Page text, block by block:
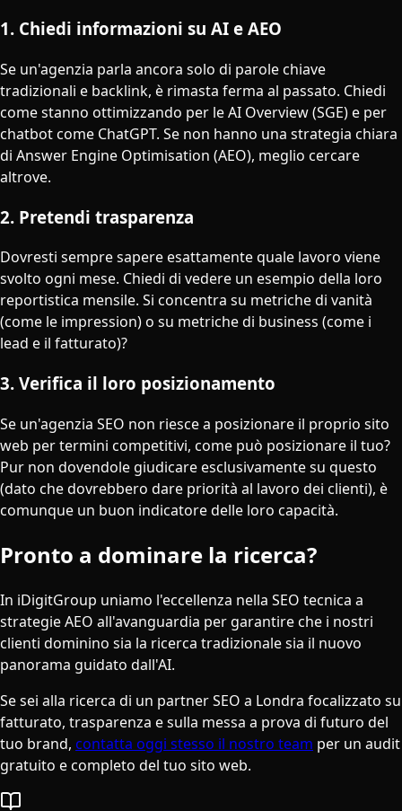
1. Chiedi informazioni su AI e AEO
Se un'agenzia parla ancora solo di parole chiave
tradizionali e backlink, è rimasta ferma al passato. Chiedi
come stanno ottimizzando per le AI Overview (SGE) e per
chatbot come ChatGPT. Se non hanno una strategia chiara
di Answer Engine Optimisation (AEO), meglio cercare
altrove.
2. Pretendi trasparenza
Dovresti sempre sapere esattamente quale lavoro viene
svolto ogni mese. Chiedi di vedere un esempio della loro
reportistica mensile. Si concentra su metriche di vanità
(come le impression) o su metriche di business (come i
lead e il fatturato)?
3. Verifica il loro posizionamento
Se un'agenzia SEO non riesce a posizionare il proprio sito
web per termini competitivi, come può posizionare il tuo?
Pur non dovendole giudicare esclusivamente su questo
(dato che dovrebbero dare priorità al lavoro dei clienti), è
comunque un buon indicatore delle loro capacità.
Pronto a dominare la ricerca?
In iDigitGroup uniamo l'eccellenza nella SEO tecnica a
strategie AEO all'avanguardia per garantire che i nostri
clienti dominino sia la ricerca tradizionale sia il nuovo
panorama guidato dall'AI.
Se sei alla ricerca di un partner SEO a Londra focalizzato su
fatturato, trasparenza e sulla messa a prova di futuro del
tuo brand, contatta oggi stesso il nostro team per un audit
gratuito e completo del tuo sito web.